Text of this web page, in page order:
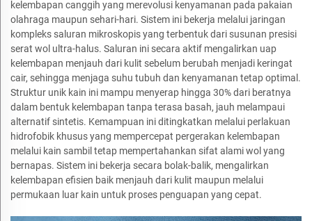
kelembapan canggih yang merevolusi kenyamanan pada pakaian
olahraga maupun sehari-hari. Sistem ini bekerja melalui jaringan
kompleks saluran mikroskopis yang terbentuk dari susunan presisi
serat wol ultra-halus. Saluran ini secara aktif mengalirkan uap
kelembapan menjauh dari kulit sebelum berubah menjadi keringat
cair, sehingga menjaga suhu tubuh dan kenyamanan tetap optimal.
Struktur unik kain ini mampu menyerap hingga 30% dari beratnya
dalam bentuk kelembapan tanpa terasa basah, jauh melampaui
alternatif sintetis. Kemampuan ini ditingkatkan melalui perlakuan
hidrofobik khusus yang mempercepat pergerakan kelembapan
melalui kain sambil tetap mempertahankan sifat alami wol yang
bernapas. Sistem ini bekerja secara bolak-balik, mengalirkan
kelembapan efisien baik menjauh dari kulit maupun melalui
permukaan luar kain untuk proses penguapan yang cepat.